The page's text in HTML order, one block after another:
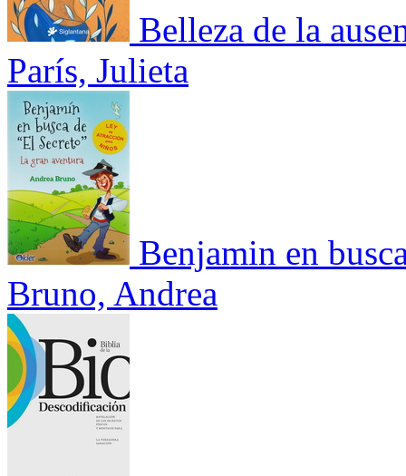
Belleza de la
París, Julieta
Benjamin en
Bruno, Andrea